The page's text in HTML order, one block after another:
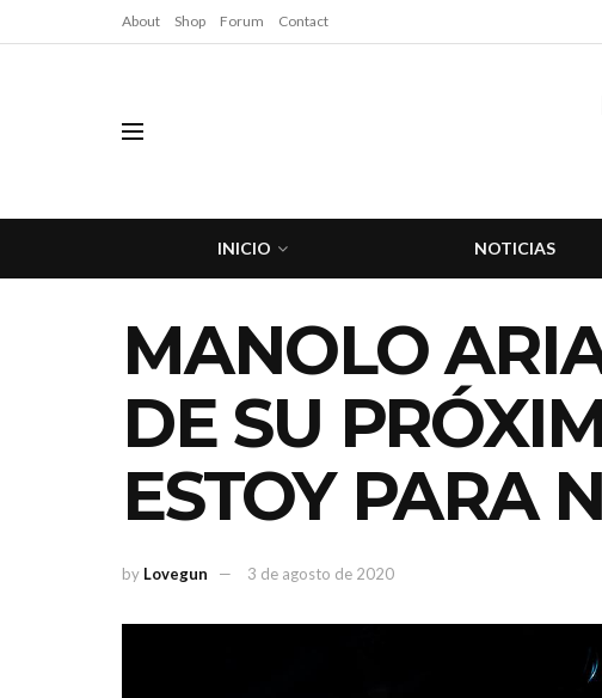
About Shop Forum Contact
INICIO NOTICIAS
MANOLO
DE SU
ESTOY PARA
by Lovegun 3 de agosto de 2020